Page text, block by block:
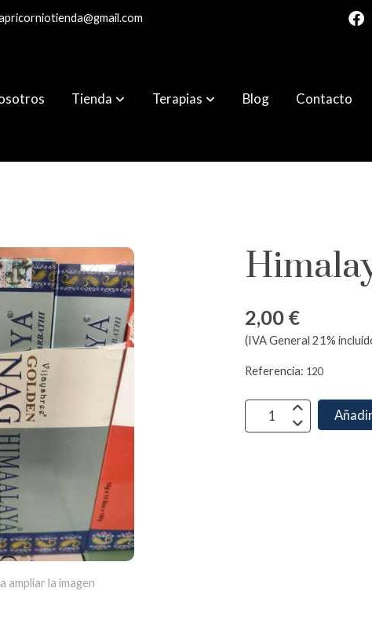
Tienda Terapias Blog Contacto
ampliar la imagen
2,00 €
(IVA General 21%
Referencia: 120